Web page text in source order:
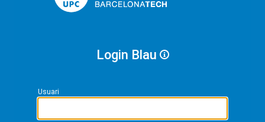
Login Blau
Usuari